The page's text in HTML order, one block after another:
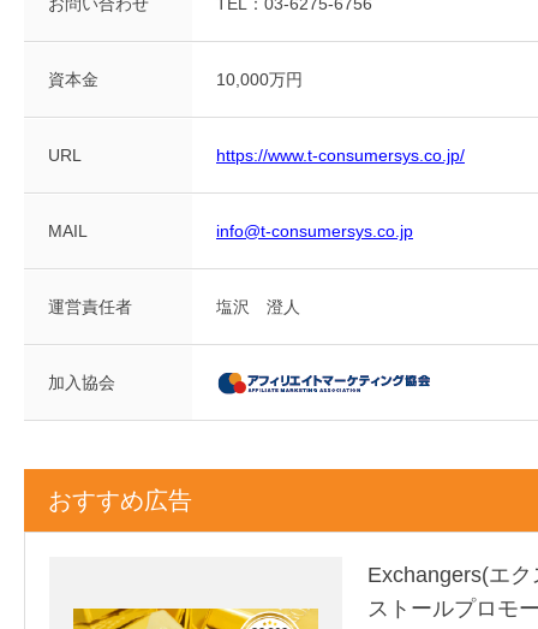
資本金 10,000万円
URL https://www.t-consumersys.co.jp/
MAIL info@t-consumersys.co.jp
運営責任者 塩沢 澄人
加入協会
おすすめ広告
Exchangers(エ
ストールプロモ